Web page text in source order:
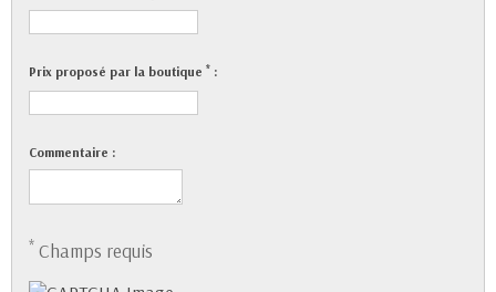
Prix proposé par la boutique * :
Commentaire :
* Champs requis